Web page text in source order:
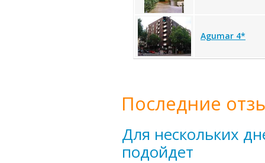
Agumar 4*
Последние
Для нескольких
подойдет